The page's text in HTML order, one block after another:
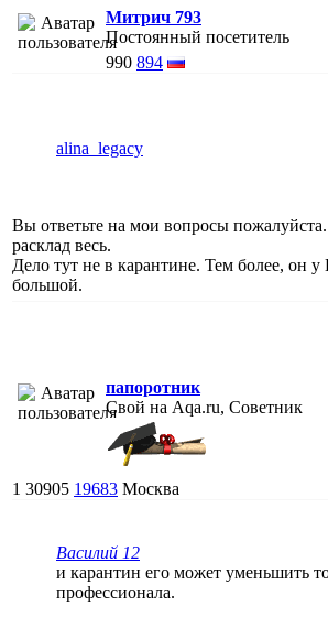
Митрич 793
Постоянный посетитель
990 894
alina_legacy
Вы ответьте на мои вопросы
расклад весь.
Дело тут не в карантине. Тем более, он у
большой.
папоротник
Свой на Aqa.ru, Советник
1 30905 19683 Москва
Василий 12
и карантин его может уменьшить
профессионала.